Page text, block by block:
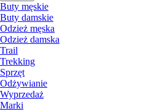
Buty męskie
Buty damskie
Odzież męska
Odzież damska
Trail
Trekking
Sprzęt
Odżywianie
Wyprzedaż
Marki